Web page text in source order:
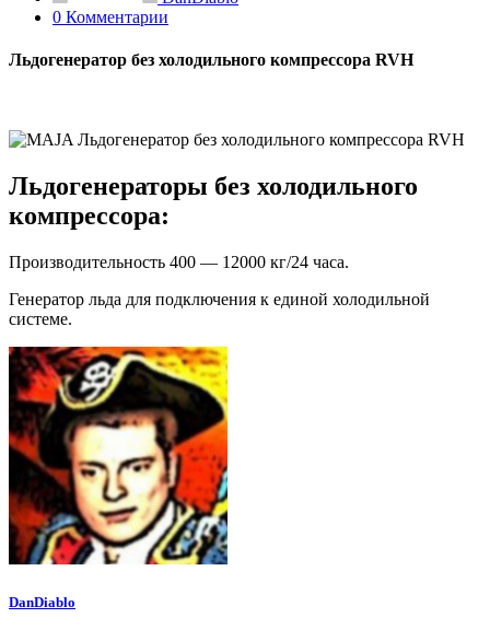
0 Комментарии
Льдогенератор без холодильного компрессора RVH
Льдогенераторы без холодильного
компрессора:
Производительность 400 — 12000 кг/24 часа.
Генератор льда для подключения к единой холодильной
системе.
DanDiablo